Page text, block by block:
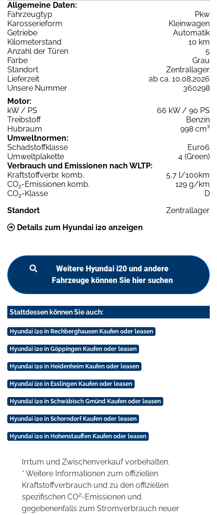
Allgemeine Daten:
Fahrzeugtyp
Pkw
Karosserieform
Kleinwagen
Getriebe
Automatik
Kilometerstand
10 km
Anzahl der Türen
5
Farbe
Grau
Standort
Zentrallager
Lieferzeit
ab ca. 10.08.2026
Unsere Nummer
360298
Motor:
kW / PS
66 kW / 90 PS
Treibstoff
Benzin
Hubraum
998 cm³
Umweltnormen:
Schadstoffklasse
Euro6
Umweltplakette
4 (Green)
Verbrauch und Emissionen nach WLTP:
Kraftstoffverbr. komb.
5,7 l/100km
CO2-Emissionen komb.
129 g/km
CO2-Klasse
D
Standort
Zentrallager
Details zum Hyundai i20 anzeigen
Weitere Hyundai i20 und andere
Fahrzeuge können Sie hier suchen
Stattdessen können Sie auch:
Hyundai i20 in Rechberghausen Kaufen oder leasen
Hyundai i20 in Göppingen Kaufen oder leasen
Hyundai i20 in Heidenheim Kaufen oder leasen
Hyundai i20 in Esslingen Kaufen oder leasen
Hyundai i20 in Schwäbisch Gmünd Kaufen oder leasen
Hyundai i20 in Schorndorf Kaufen oder leasen
Hyundai i20 in Hohenstauffen Kaufen oder leasen
Irrtum und Zwischenverkauf vorbehalten.
* Weitere Informationen zum offiziellen
Kraftstoffverbrauch und zu den offiziellen
spezifischen CO2-Emissionen und
gegebenenfalls zum Stromverbrauch neuer